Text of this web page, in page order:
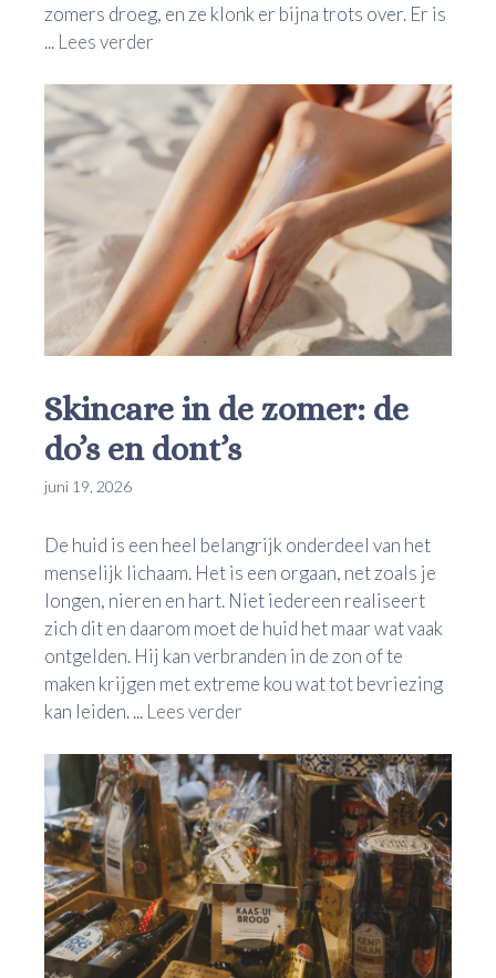
zomers droeg, en ze klonk er bijna trots over. Er is
... Lees verder
Skincare in de zomer: de
do’s en dont’s
juni 19, 2026
De huid is een heel belangrijk onderdeel van het
menselijk lichaam. Het is een orgaan, net zoals je
longen, nieren en hart. Niet iedereen realiseert
zich dit en daarom moet de huid het maar wat vaak
ontgelden. Hij kan verbranden in de zon of te
maken krijgen met extreme kou wat tot bevriezing
kan leiden. ... Lees verder